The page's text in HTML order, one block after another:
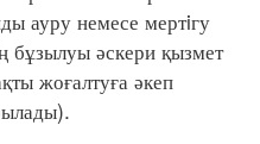
ауру немесе мертiгу
бұзылуы әскери қызмет
жоғалтуға әкеп